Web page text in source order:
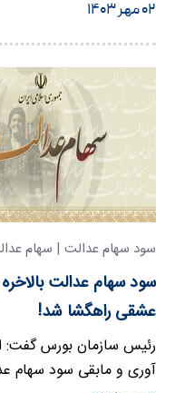
۰۲ مهر ۱۴۰۳
سود سهام عدالت | سهام
جاماندگان
سود سهام عدالت
عشقی راهگشا شد!
رئیس سازمان بورس گفت:
آوری و مابقی سود سهام